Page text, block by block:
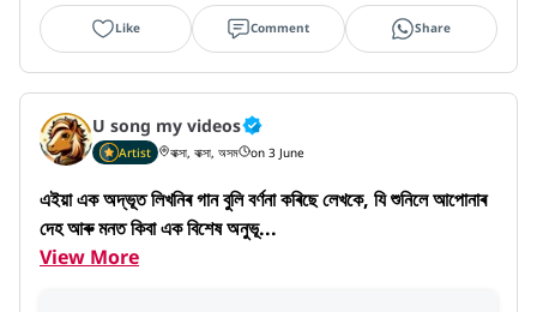
Like Comment Share
U song my videos
Artist বাক্সা, বাক্সা, অসম on 3 June
এইয়া এক অদ্ভূত লিখনিৰ গান বুলি বৰ্ণনা কৰিছে লেখকে, যি শুনিলে আপোনাৰ
দেহ আৰু মনত কিবা এক বিশেষ অনুভূ...
View More